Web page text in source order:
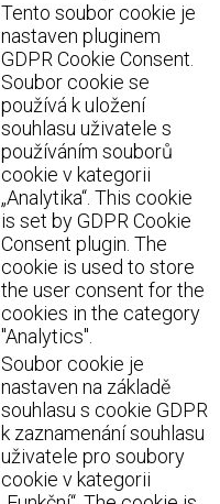
Tento soubor cookie je
nastaven pluginem
GDPR Cookie Consent.
Soubor cookie se
používá k uložení
souhlasu uživatele s
používáním souborů
cookie v kategorii
„Analytika“. This cookie
is set by GDPR Cookie
Consent plugin. The
cookie is used to store
the user consent for the
cookies in the category
"Analytics".
Soubor cookie je
nastaven na základě
souhlasu s cookie GDPR
k zaznamenání souhlasu
uživatele pro soubory
cookie v kategorii